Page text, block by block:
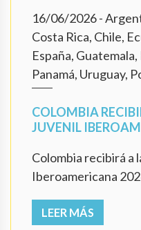
16/06/2026-
Costa Rica, Chile,
España,
Panamá, Uruguay,
COLOMBIA
JUVENIL
Colombia recibirá a
Iberoamericana
LEER MÁS